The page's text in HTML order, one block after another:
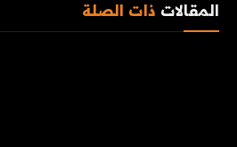
المقالات ذات الصلة